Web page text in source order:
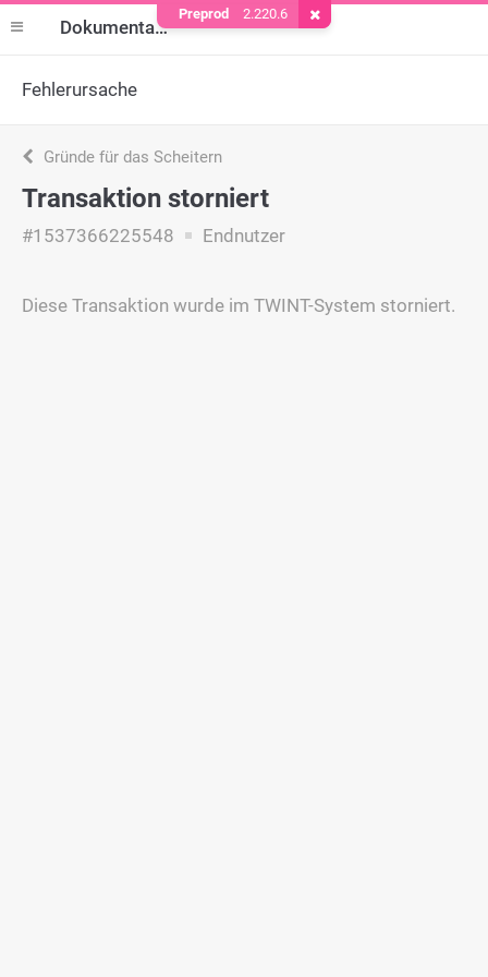
Dokumentation
Fehlerursache
Gründe für das Scheitern
Transaktion storniert
#1537366225548 Endnutzer
Diese Transaktion wurde im TWINT-System storniert.
Preprod 2.220.6 Cookie entfernen